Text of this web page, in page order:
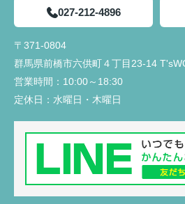
027-212-4896
〒371-0804
群馬県前橋市六供町４丁目23‐14
営業時間： 10:00～18:30
定休日： 水曜日・木曜日